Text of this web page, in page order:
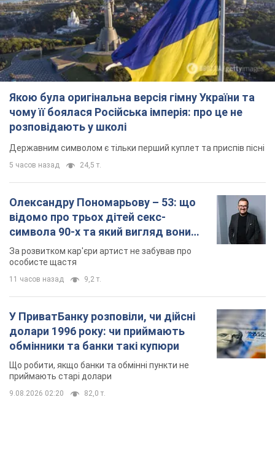
Якою була оригінальна версія гімну України та
чому її боялася Російська імперія: про це не
розповідають у школі
Державним символом є тільки перший куплет та приспів пісні
5 часов назад 24,5 т.
Олександру Пономарьову – 53: що
відомо про трьох дітей секс-
символа 90-х та який вигляд вони
мають
За розвитком кар'єри артист не забував про
особисте щастя
11 часов назад 9,2 т.
У ПриватБанку розповіли, чи дійсні
долари 1996 року: чи приймають
обмінники та банки такі купюри
Що робити, якщо банки та обмінні пункти не
приймають старі долари
9.08.2026 02:20 82,0 т.